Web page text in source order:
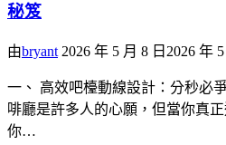
秘笈
由bryant 2026 年 5 月 8 日 2026 年
一、 高效吧檯動線設計：分秒必
啡廳是許多人的心願，但當你真
你…